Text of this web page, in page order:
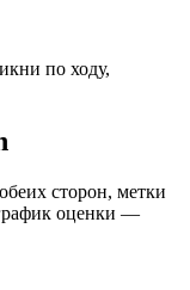
по ходу,
сторон, метки
оценки —